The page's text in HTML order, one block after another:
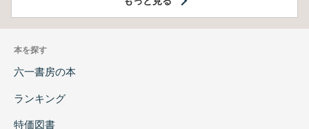
本を探す
六一書房の本
ランキング
特価図書